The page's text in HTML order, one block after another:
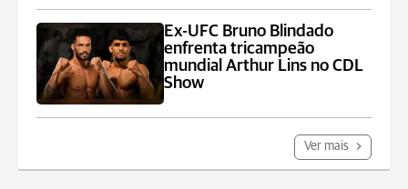
Ex-UFC Bruno Blindado
enfrenta tricampeão
mundial Arthur Lins no CDL
Show
Ver mais